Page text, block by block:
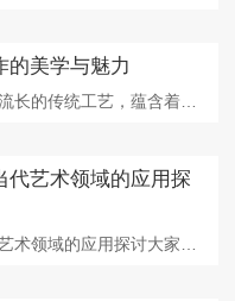
的美学与魅力
西安白铁，一门源远流长的传统工艺，蕴含着深厚的文化底蕴与..的技艺。其制作之美学与独特魅力，一直以来都备受人们喜爱与推崇。每一件经由西安白铁打造的作品，都凝聚着匠心独运的..技艺和对细节的..关注。从锤炼铁块到成品问世，每一个环节都彰显着大师们的智慧与辛勤。在这个快节奏的时代，西安白铁的制作过程显得尤为珍贵，它不仅仅是
代艺术领域的应用探
西安白铁制作在当代艺术领域的应用探讨大家好，..我想和大家分享一下关于西安白铁制作在当代艺术领域的应用探讨。白铁是一种质地坚硬、永不腐蚀的金属材料，经过工匠们巧妙的加工和打磨，能够展现出令人惊叹的美感和独特的艺术价值。在当代艺术领域，西安白铁制作以其独特的质感和造型被越来越多的艺术家所青睐。艺术家们通过对白铁的理解和运